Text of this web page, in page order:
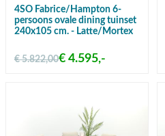
4SO Fabrice/Hampton 6-
persoons ovale dining tuinset
240x105 cm. - Latte/Mortex
€ 5.822,00€ 4.595,-